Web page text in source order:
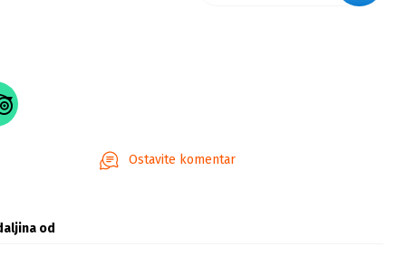
Ostavite komentar
od